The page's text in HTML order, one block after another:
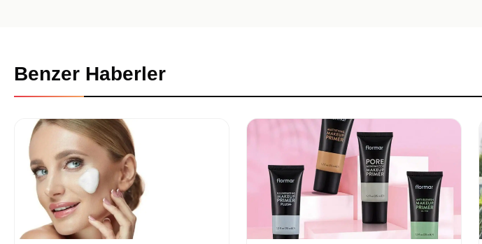
Benzer Haberler